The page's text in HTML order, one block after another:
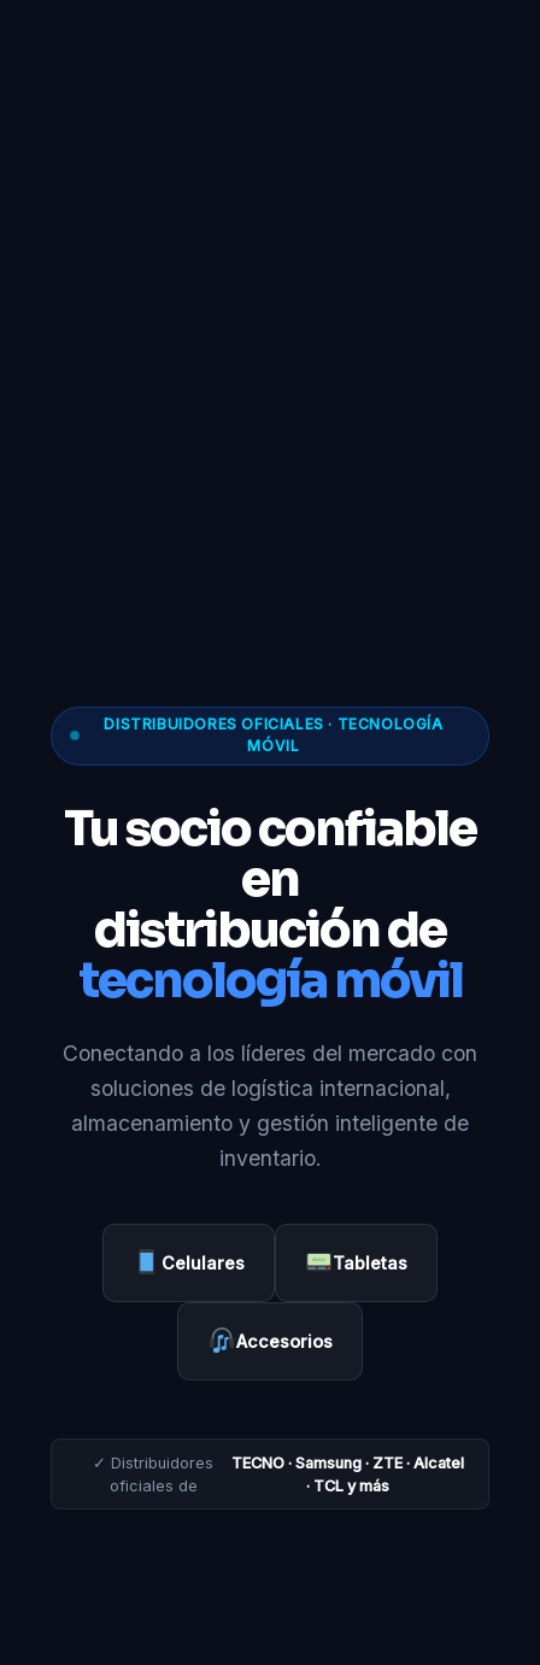
DISTRIBUIDORES OFICIALES · TECNOLOGÍA
MÓVIL
Tu socio confiable
en
distribución de
tecnología móvil
Conectando a los líderes del mercado con
soluciones de logística internacional,
almacenamiento y gestión inteligente de
inventario.
Celulares Tabletas
Accesorios
✓ Distribuidores
oficiales de
TECNO · Samsung · ZTE · Alcatel
· TCL y más